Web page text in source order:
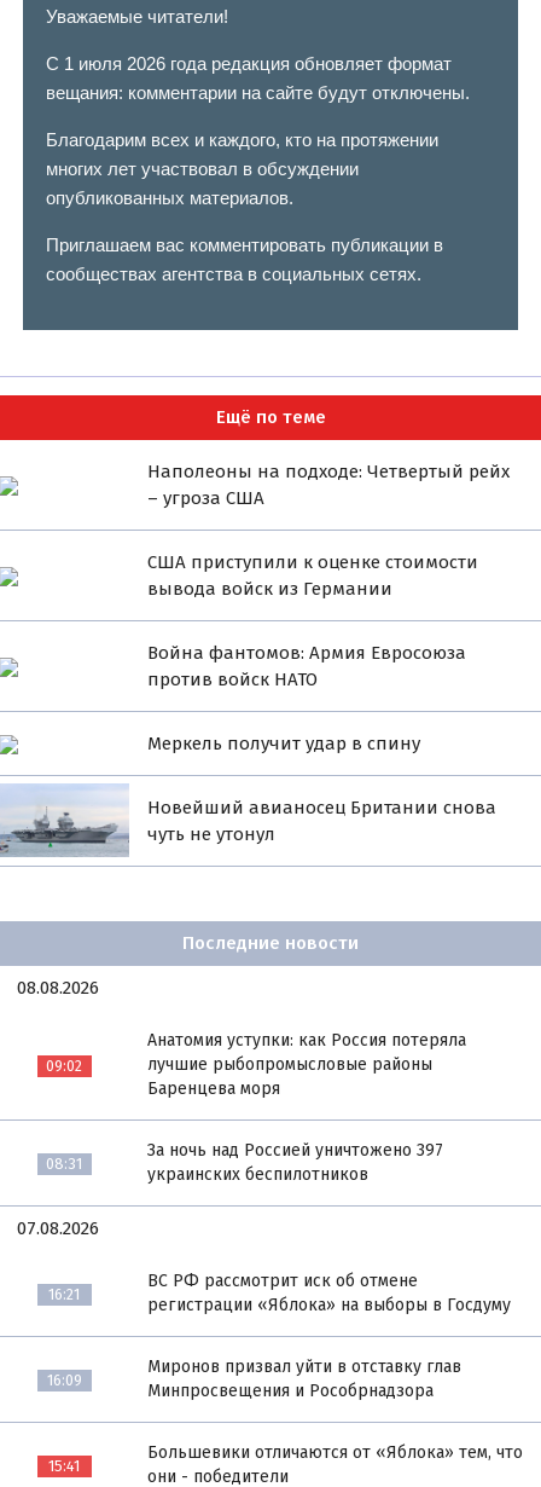
Уважаемые читатели!
С 1 июля 2026 года редакция обновляет формат
вещания: комментарии на сайте будут отключены.
Благодарим всех и каждого, кто на протяжении
многих лет участвовал в обсуждении
опубликованных материалов.
Приглашаем вас комментировать публикации в
сообществах агентства в социальных сетях.
Ещё по теме
Наполеоны на подходе: Четвертый рейх
– угроза США
США приступили к оценке стоимости
вывода войск из Германии
Война фантомов: Армия Евросоюза
против войск НАТО
Меркель получит удар в спину
Новейший авианосец Британии снова
чуть не утонул
Последние новости
08.08.2026
09:02
Анатомия уступки: как Россия потеряла
лучшие рыбопромысловые районы
Баренцева моря
08:31
За ночь над Россией уничтожено 397
украинских беспилотников
07.08.2026
16:21
ВС РФ рассмотрит иск об отмене
регистрации «Яблока» на выборы в Госдуму
16:09
Миронов призвал уйти в отставку глав
Минпросвещения и Рособрнадзора
15:41
Большевики отличаются от «Яблока» тем, что
они - победители